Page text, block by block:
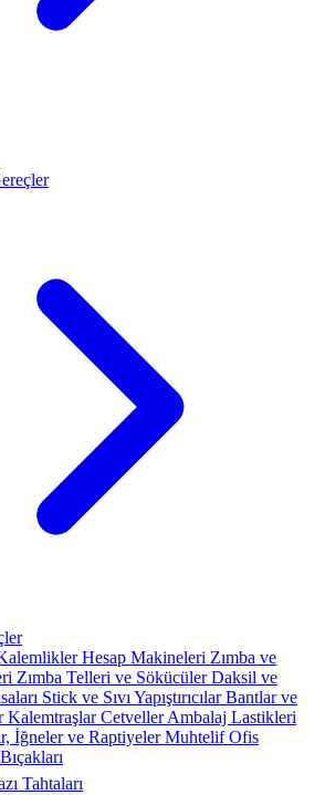
Hesap Makineleri Zımba ve
Zımba Telleri ve SökücülerDaksil ve
Stick ve Sıvı YapıştırıcılarBantlar ve
KalemtraşlarCetvellerAmbalaj Lastikleri
İğneler ve RaptiyelerMuhtelif Ofis
Tahtaları